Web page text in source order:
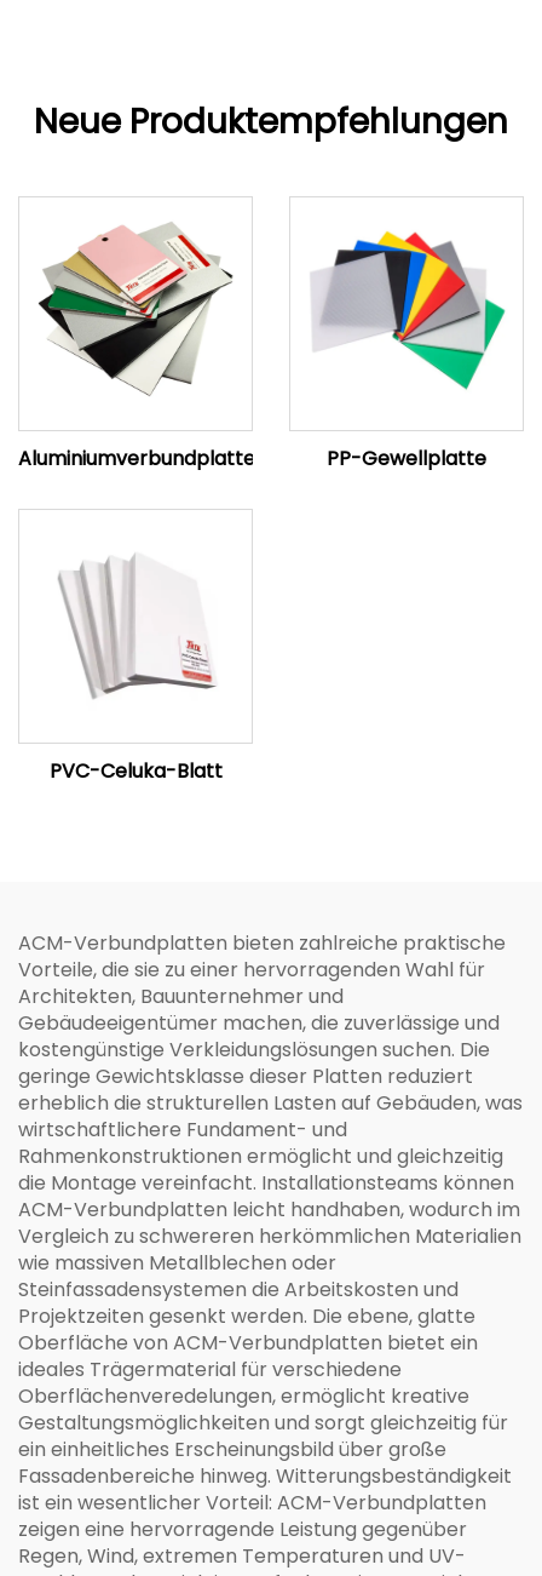
Neue Produktempfehlungen
Aluminiumverbundplatten PP-Gewellplatte
PVC-Celuka-Blatt
ACM-Verbundplatten bieten zahlreiche praktische
Vorteile, die sie zu einer hervorragenden Wahl für
Architekten, Bauunternehmer und
Gebäudeeigentümer machen, die zuverlässige und
kostengünstige Verkleidungslösungen suchen. Die
geringe Gewichtsklasse dieser Platten reduziert
erheblich die strukturellen Lasten auf Gebäuden, was
wirtschaftlichere Fundament- und
Rahmenkonstruktionen ermöglicht und gleichzeitig
die Montage vereinfacht. Installationsteams können
ACM-Verbundplatten leicht handhaben, wodurch im
Vergleich zu schwereren herkömmlichen Materialien
wie massiven Metallblechen oder
Steinfassadensystemen die Arbeitskosten und
Projektzeiten gesenkt werden. Die ebene, glatte
Oberfläche von ACM-Verbundplatten bietet ein
ideales Trägermaterial für verschiedene
Oberflächenveredelungen, ermöglicht kreative
Gestaltungsmöglichkeiten und sorgt gleichzeitig für
ein einheitliches Erscheinungsbild über große
Fassadenbereiche hinweg. Witterungsbeständigkeit
ist ein wesentlicher Vorteil: ACM-Verbundplatten
zeigen eine hervorragende Leistung gegenüber
Regen, Wind, extremen Temperaturen und UV-